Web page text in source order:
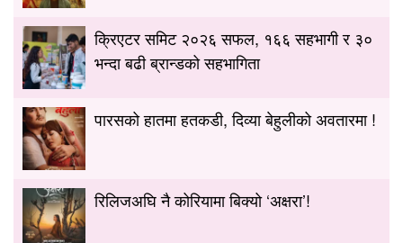
क्रिएटर समिट २०२६ सफल, १६६ सहभागी र ३०
भन्दा बढी ब्रान्डको सहभागिता
पारसको हातमा हतकडी, दिव्या बेहुलीको अवतारमा !
रिलिजअघि नै कोरियामा बिक्यो ‘अक्षरा’!